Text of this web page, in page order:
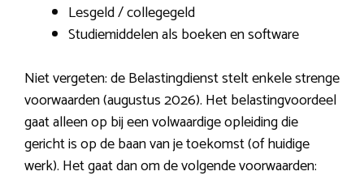
Lesgeld / collegegeld
Studiemiddelen als boeken en software
Niet vergeten: de Belastingdienst stelt enkele strenge
voorwaarden (augustus 2026). Het belastingvoordeel
gaat alleen op bij een volwaardige opleiding die
gericht is op de baan van je toekomst (of huidige
werk). Het gaat dan om de volgende voorwaarden: